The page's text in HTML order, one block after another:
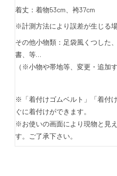
着丈：着物53cm、袴37cm
※計測方法により誤差が生じる
その他小物類：足袋風くつした
書、等…
（※小物や帯地等、変更・追加
※「着付けゴムベルト」「着付
ぐに着付けができます。
※お使いの画面により現物と見
す。ご了承下さい。